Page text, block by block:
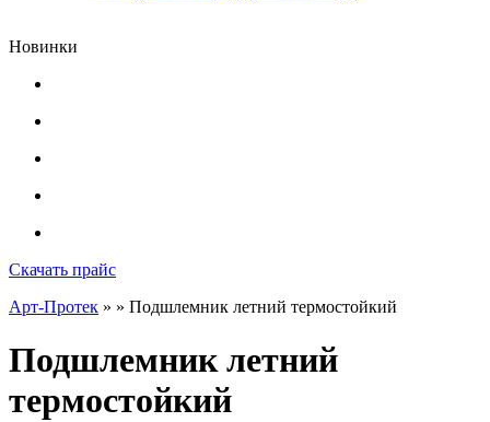
Новинки
Скачать прайс
Арт-Протек » » Подшлемник летний термостойкий
Подшлемник летний
термостойкий